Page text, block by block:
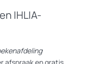
We Behave
periode van meer dan
de Franse filosoof
IHLIA-
afspraak en gratis